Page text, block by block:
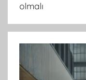
olmalı